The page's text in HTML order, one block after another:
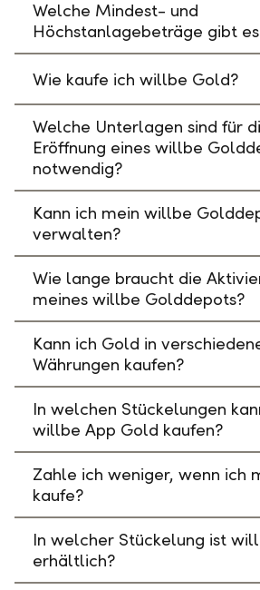
Welche Mindest- und
Höchstanlagebeträge gibt
Wie kaufe ich willbe Gold?
Welche Unterlagen sind für
Eröffnung eines willbe
notwendig?
Kann ich mein willbe
verwalten?
Wie lange braucht die
meines willbe Golddepots?
Kann ich Gold in
Währungen kaufen?
In welchen Stückelungen
willbe App Gold kaufen?
Zahle ich weniger, wenn ich
kaufe?
In welcher Stückelung ist
erhältlich?